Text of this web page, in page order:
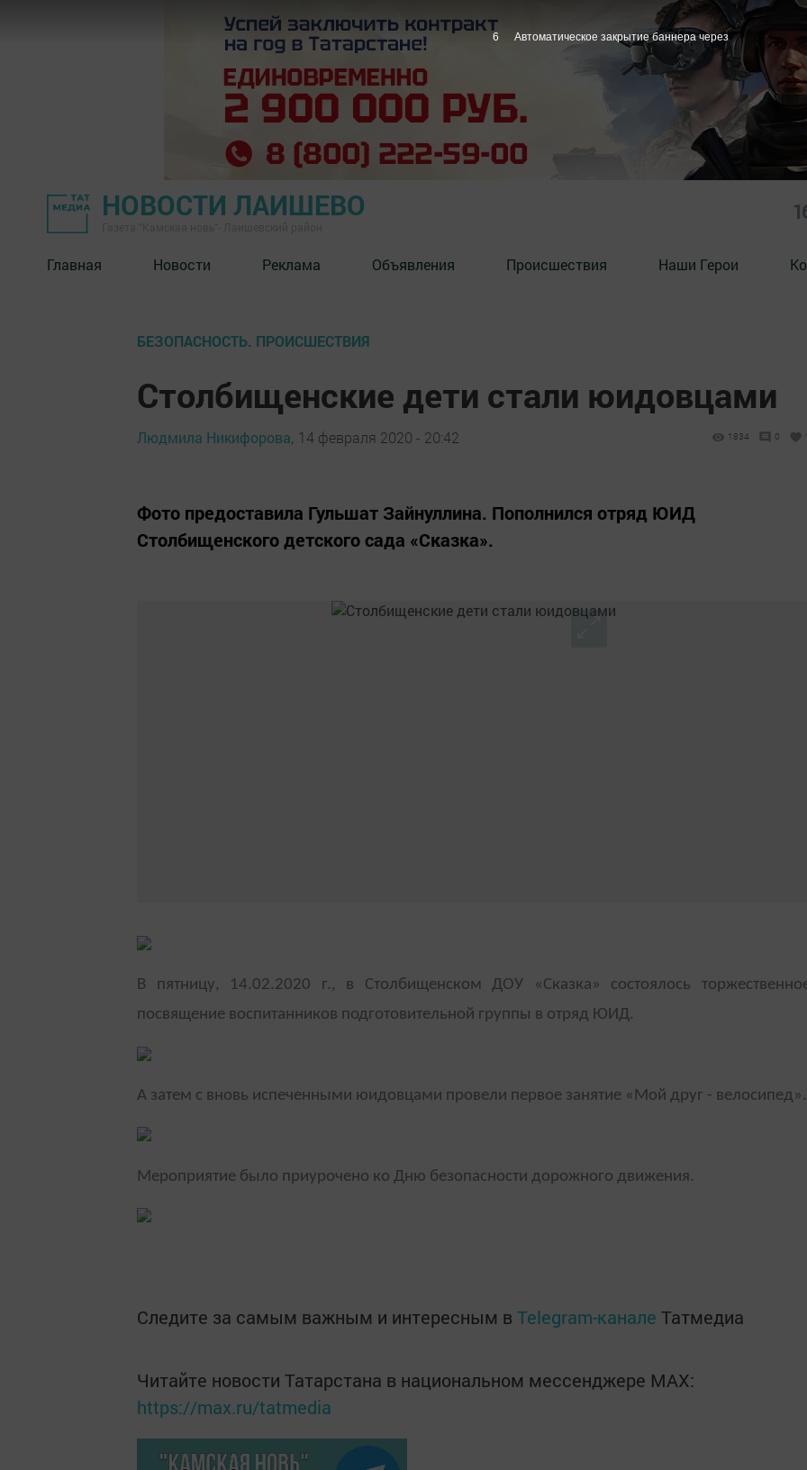
НОВОСТИ ЛАИШЕВО
Главная Новости Реклама Объявления Происшествия Наши Герои
БЕЗОПАСНОСТЬ. ПРОИСШЕСТВИЯ
Столбищенские дети стали юидовцами
Людмила Никифорова, 14 февраля 2020 - 20:42 1834 0
Фото предоставила Гульшат Зайнуллина. Пополнился отряд ЮИД
Столбищенского детского сада «Сказка».
В пятницу, 14.02.2020 г., в Столбищенском ДОУ «Сказка» состоялось
посвящение воспитанников подготовительной группы в отряд ЮИД.
А затем с вновь испеченными юидовцами провели первое занятие «Мой друг - велосипед».
Мероприятие было приурочено ко Дню безопасности дорожного движения.
Следите за самым важным и интересным в Telegram-канале Татмедиа
Читайте новости Татарстана в национальном мессенджере MАХ:
https://max.ru/tatmedia
5 Автоматическое закрытие баннера через